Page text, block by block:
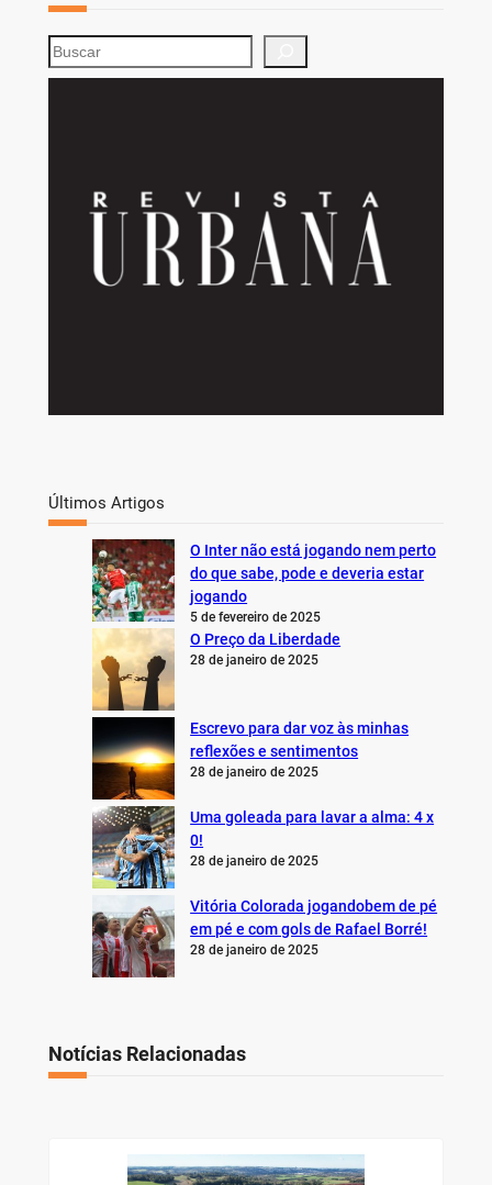
S
e
Últimos Artigos
O Inter não está jogando nem perto
do que sabe, pode e deveria estar
jogando
5 de fevereiro de 2025
O Preço da Liberdade
28 de janeiro de 2025
Escrevo para dar voz às minhas
reflexões e sentimentos
28 de janeiro de 2025
Uma goleada para lavar a alma: 4 x
0!
28 de janeiro de 2025
Vitória Colorada jogandobem de pé
em pé e com gols de Rafael Borré!
28 de janeiro de 2025
Notícias Relacionadas